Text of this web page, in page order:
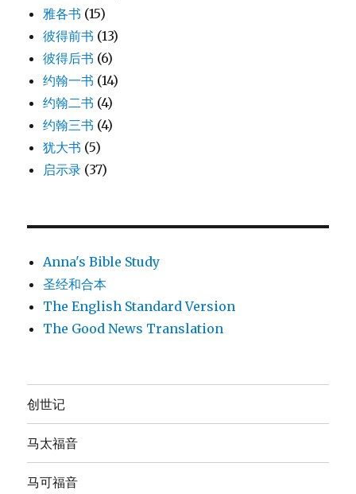
雅各书 (15)
彼得前书 (13)
彼得后书 (6)
约翰一书 (14)
约翰二书 (4)
约翰三书 (4)
犹大书 (5)
启示录 (37)
Anna's Bible Study
圣经和合本
The English Standard Version
The Good News Translation
创世记
马太福音
马可福音